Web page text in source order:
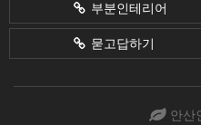
부분인테리어
묻고답하기
안산